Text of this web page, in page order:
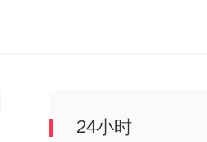
24小时